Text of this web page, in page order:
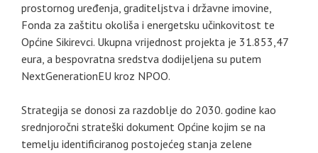
prostornog uređenja, graditeljstva i državne imovine,
Fonda za zaštitu okoliša i energetsku učinkovitost te
Općine Sikirevci. Ukupna vrijednost projekta je 31.853,47
eura, a bespovratna sredstva dodijeljena su putem
NextGenerationEU kroz NPOO.
Strategija se donosi za razdoblje do 2030. godine kao
srednjoročni strateški dokument Općine kojim se na
temelju identificiranog postojećeg stanja zelene